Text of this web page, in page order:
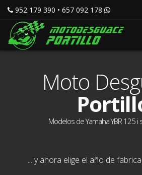
952 179 390 • 657 092 178
Moto
Modelos de Yamaha YBR 125 i
... y ahora elige el año de